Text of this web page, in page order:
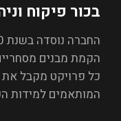
בכור פיקוח
הקמת מבנים
כל פרויקט מקבל את
המותאמים למידות